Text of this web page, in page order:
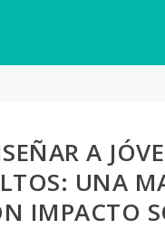
A
UNA
IMPACTO